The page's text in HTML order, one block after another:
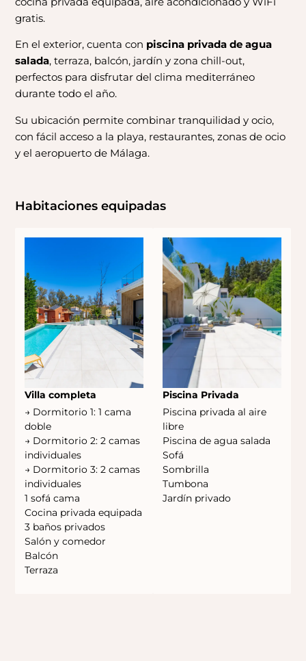
gratis.
En el exterior, cuenta con piscina privada de agua
salada, terraza, balcón, jardín y zona chill-out,
perfectos para disfrutar del clima mediterráneo
durante todo el año.
Su ubicación permite combinar tranquilidad y ocio,
con fácil acceso a la playa, restaurantes, zonas de ocio
y el aeropuerto de Málaga.
Habitaciones equipadas
Villa completa
→ Dormitorio 1: 1 cama
doble
→ Dormitorio 2: 2 camas
individuales
→ Dormitorio 3: 2 camas
individuales
1 sofá cama
Cocina privada equipada
3 baños privados
Salón y comedor
Balcón
Terraza
Piscina Privada
Piscina privada al aire
libre
Piscina de agua salada
Sofá
Sombrilla
Tumbona
Jardín privado